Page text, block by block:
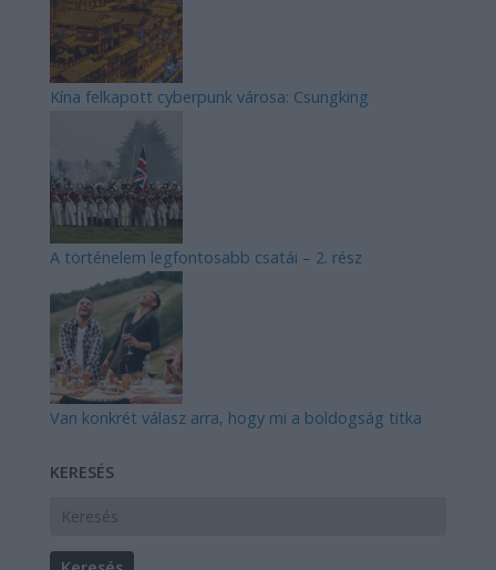
Kína felkapott cyberpunk városa: Csungking
A történelem legfontosabb csatái – 2. rész
Van konkrét válasz arra, hogy mi a boldogság titka
KERESÉS